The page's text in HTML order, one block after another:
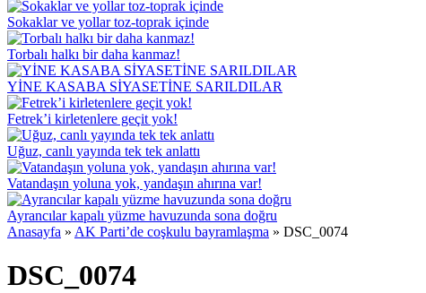
Sokaklar ve yollar toz-toprak içinde
Torbalı halkı bir daha kanmaz!
YİNE KASABA SİYASETİNE SARILDILAR
Fetrek’i kirletenlere geçit yok!
Uğuz, canlı yayında tek tek anlattı
Vatandaşın yoluna yok, yandaşın ahırına var!
Ayrancılar kapalı yüzme havuzunda sona doğru
Anasayfa » AK Parti’de coşkulu bayramlaşma » DSC_0074
DSC_0074